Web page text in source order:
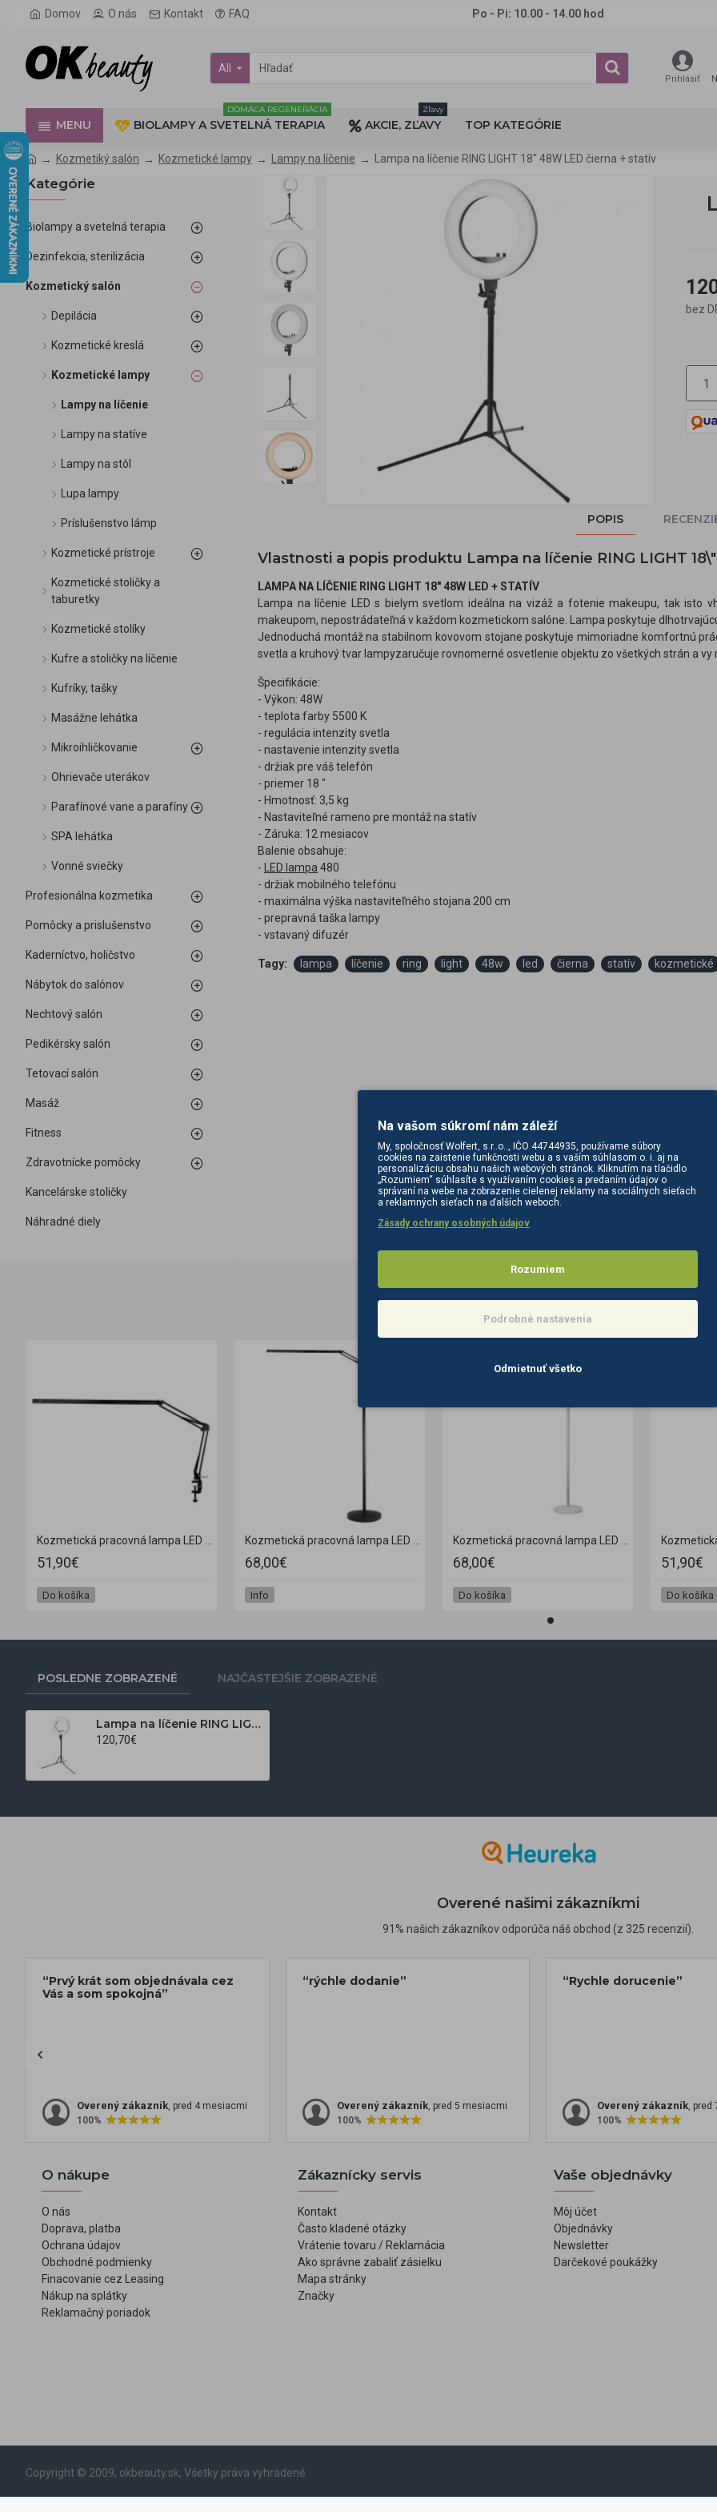
Domov O nás Kontakt FAQ Po - Pi: 10.00 - 14.00 hod
All
Prihlásiť
MENU BIOLAMPY A SVETELNÁ TERAPIA
DOMÁCA REGENERÁCIA
AKCIE, ZĽAVY
Zľavy
TOP KATEGÓRIE
Kozmetiký salón Kozmetické lampy Lampy na líčenie Lampa na líčenie RING LIGHT 18" 48W LED čierna + statív
Kategórie
Biolampy a svetelná terapia
Dezinfekcia, sterilizácia
Kozmetický salón
Depilácia
Kozmetické kreslá
Kozmetické lampy
Lampy na líčenie
Lampy na statíve
Lampy na stôl
Lupa lampy
Príslušenstvo lámp
Kozmetické prístroje
Kozmetické stoličky a
taburetky
Kozmetické stolíky
Kufre a stoličky na líčenie
Kufríky, tašky
Masážne lehátka
Mikroihličkovanie
Ohrievače uterákov
Parafínové vane a parafíny
SPA lehátka
Vonné sviečky
Profesionálna kozmetika
Pomôcky a prislušenstvo
Kaderníctvo, holičstvo
Nábytok do salónov
Nechtový salón
Pedikérsky salón
Tetovací salón
Masáž
Fitness
Zdravotnícke pomôcky
Kancelárske stoličky
Náhradné diely
bez
POPIS
Vlastnosti a popis produktu Lampa na líčenie RING LIGHT
LAMPA NA LÍČENIE RING LIGHT 18" 48W LED + STATÍV
Lampa na líčenie LED s bielym svetlom ideálna na vizáž a fotenie makeupu, tak isto
makeupom, nepostrádateľná v každom kozmetickom salóne. Lampa poskytuje
Jednoduchá montáž na stabilnom kovovom stojane poskytuje mimoriadne komfortnú
svetla a kruhový tvar lampyzaručuje rovnomerné osvetlenie objektu zo všetkých strán a
Špecifikácie:
- Výkon: 48W
- teplota farby 5500 K
- regulácia intenzity svetla
- nastavenie intenzity svetla
- držiak pre váš telefón
- priemer 18 "
- Hmotnosť: 3,5 kg
- Nastaviteľné rameno pre montáž na statív
- Záruka: 12 mesiacov
Balenie obsahuje:
-
LED lampa 480
- držiak mobilného telefónu
- maximálna výška nastaviteľného stojana 200 cm
- prepravná taška lampy
- vstavaný difuzér
Tagy: lampa líčenie ring light 48w led čierna statív kozmetické
51,90€
Do košíka
68,00€
Info
68,00€
Do košíka
51,90€
Do košíka
POSLEDNE ZOBRAZENÉ NAJČASTEJŠIE ZOBRAZENÉ
Lampa na líčenie RING LIGHT 18" 48W LED čierna + statív
120,70€
Overené našimi zákazníkmi
91% našich zákazníkov odporúča náš obchod (z 325 recenzií).
“Prvý krát som objednávala cez
Vás a som spokojná”
Overený zákazník, pred 4 mesiacmi
100%
“rýchle dodanie”
Overený zákazník, pred 5 mesiacmi
100%
“Rychle dorucenie”
Overený zákazník, pred
100%
O nákupe
O nás
Doprava, platba
Ochrana údajov
Obchodné podmienky
Finacovanie cez Leasing
Nákup na splátky
Reklamačný poriadok
Zákaznícky servis
Kontakt
Často kladené otázky
Vrátenie tovaru / Reklamácia
Ako správne zabaliť zásielku
Mapa stránky
Značky
Vaše objednávky
Môj účet
Objednávky
Newsletter
Darčekové poukážky
Copyright © 2009, okbeauty.sk, Všetky práva vyhradené
Na vašom súkromí nám záleží
My, spoločnosť Wolfert, s.r..o.., IČO 44744935, používame súbory
cookies na zaistenie funkčnosti webu a s vaším súhlasom o. i. aj na
personalizáciu obsahu našich webových stránok. Kliknutím na tlačidlo
„Rozumiem“ súhlasíte s využívaním cookies a predaním údajov o
správaní na webe na zobrazenie cielenej reklamy na sociálnych sieťach
a reklamných sieťach na ďalších weboch.
Zásady ochrany osobných údajov
Rozumiem
Podrobné nastavenia
Odmietnuť všetko